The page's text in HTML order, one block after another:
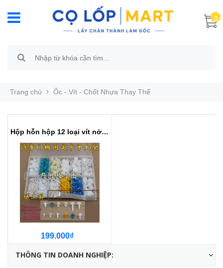
0
Trang chủ Ốc - Vít - Chốt Nhựa Thay Thế
Hộp hỗn hộp 12 loại vít nở nhựa
199.000₫
THÔNG TIN DOANH NGHIỆP: